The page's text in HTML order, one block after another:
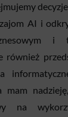
AI i
i